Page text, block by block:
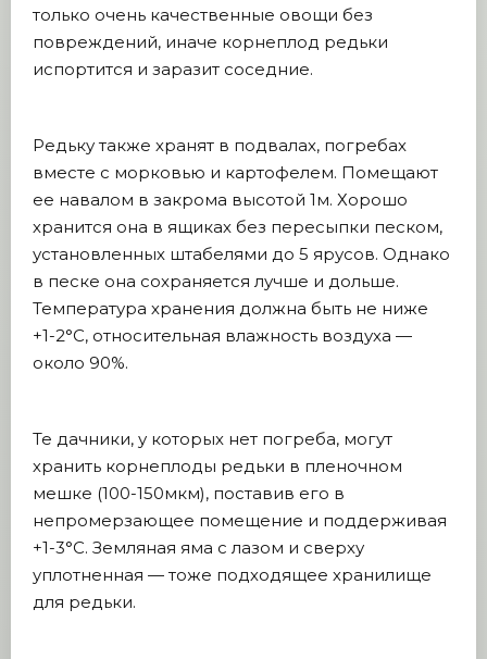
только очень качественные овощи без
повреждений, иначе корнеплод редьки
испортится и заразит соседние.
Редьку также хранят в подвалах, погребах
вместе с морковью и картофелем. Помещают
ее навалом в закрома высотой 1м. Хорошо
хранится она в ящиках без пересыпки песком,
установленных штабелями до 5 ярусов. Однако
в песке она сохраняется лучше и дольше.
Температура хранения должна быть не ниже
+1-2°C, относительная влажность воздуха —
около 90%.
Те дачники, у которых нет погреба, могут
хранить корнеплоды редьки в пленочном
мешке (100-150мкм), поставив его в
непромерзающее помещение и поддерживая
+1-3°C. Земляная яма с лазом и сверху
уплотненная — тоже подходящее хранилище
для редьки.